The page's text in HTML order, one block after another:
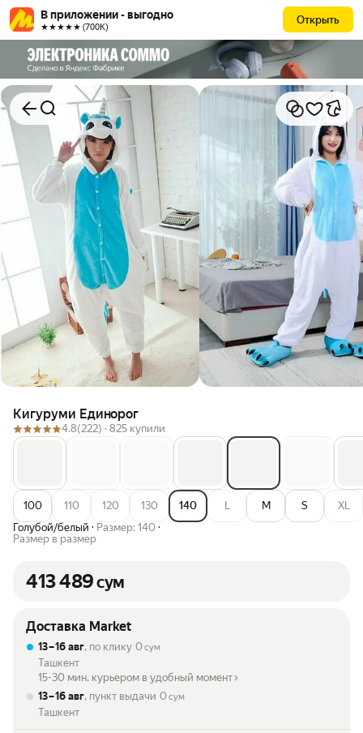
В приложении - выгодно
★★★★★ (700К)
Открыть
Кигуруми Единорог
4.8(222) · 825 купили
100 110 120 130 140 L M S
XL
Голубой/белый · Размер: 140 ·
Размер в размер
413 489сум
Доставка Market
13 – 16 авг, по клику 0 сум
Ташкент
15-30 мин. курьером в удобный момент
13 – 16 авг, пункт выдачи 0 сум
Ташкент